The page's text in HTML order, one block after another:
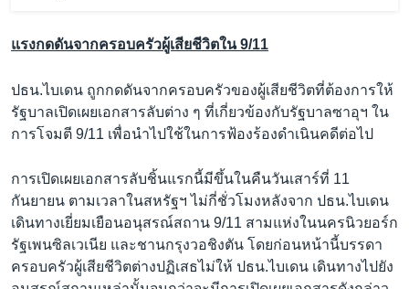
แรงกดดันจากครอบครัวผู้เสียชีวิตใน 9/11
ปธน.ไบเดน ถูกกดดันจากครอบครัวของผู้เสียชีวิตที่ต้องการให้
รัฐบาลเปิดเผยเอกสารลับต่าง ๆ ที่เกี่ยวข้องกับรัฐบาลซาอุฯ ใน
การโจมตี 9/11 เพื่อนำไปใช้ในการฟ้องร้องดำเนินคดีต่อไป
การเปิดเผยเอกสารลับชิ้นแรกนี้มีขึ้นในคืนวันเสาร์ที่ 11
กันยายน ตามเวลาในสหรัฐฯ ไม่กี่ชั่วโมงหลังจาก ปธน.ไบเดน
เดินทางเยี่ยมเยือนอนุสรณ์สถาน 9/11 สามแห่งในนครนิวยอร์ก
รัฐเพนซิลเวเนีย และชานกรุงวอชิงตัน โดยก่อนหน้านี้บรรดา
ครอบครัวผู้เสียชีวิตต่างปฏิเสธไม่ให้ ปธน.ไบเดน เดินทางไปยัง